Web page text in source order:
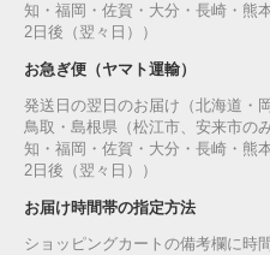
知・福岡・佐賀・大分・長崎・熊
2日後（翌々日））
お急ぎ便（ヤマト運輸）
発送日の翌日のお届け（北海道・
鳥取・島根県（松江市、安来市の
知・福岡・佐賀・大分・長崎・熊
2日後（翌々日））
お届け時間帯の指定方法
ショッピングカートの備考欄に時